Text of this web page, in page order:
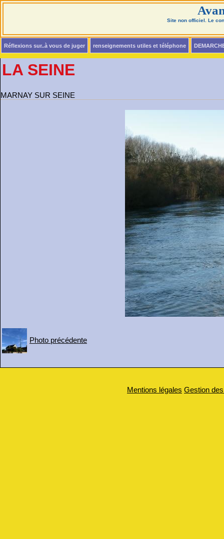
Site non officiel. Le
Réflexions sur..à vous de juger renseignements utiles et téléphone
LA SEINE
MARNAY SUR SEINE
Photo précédente
Mentions légales Gestion